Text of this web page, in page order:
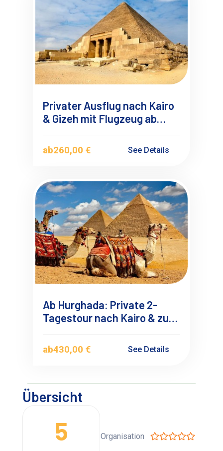
Privater Ausflug nach Kairo
& Gizeh mit Flugzeug ab
ab260,00 € See Details
Ab Hurghada: Private 2-
Tagestour nach Kairo & zu
dem Flugzeug
ab430,00 € See Details
Übersicht
5 Organisation